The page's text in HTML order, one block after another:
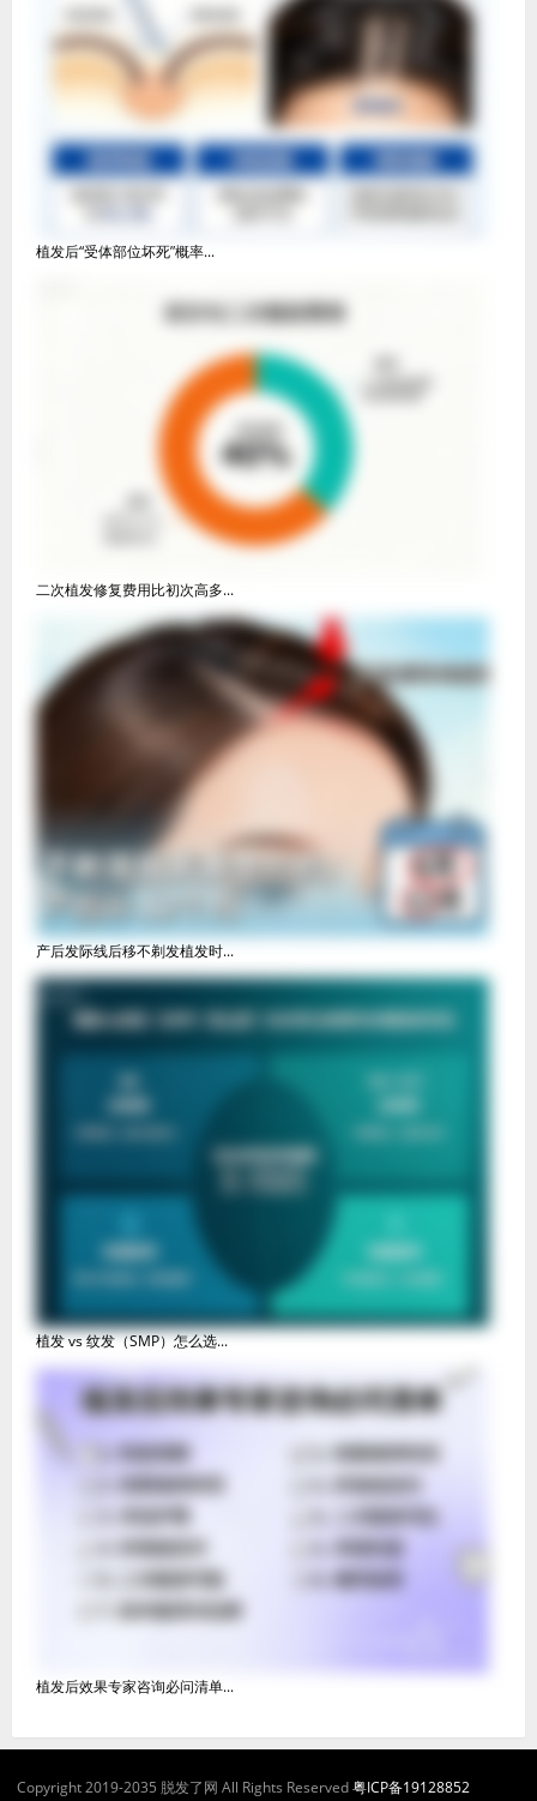
植发后“受体部位坏死”概率...
二次植发修复费用比初次高多...
产后发际线后移不剃发植发时...
植发 vs 纹发（SMP）怎么选...
植发后效果专家咨询必问清单...
Copyright 2019-2035 脱发了网 All Rights Reserved粤ICP备19128852